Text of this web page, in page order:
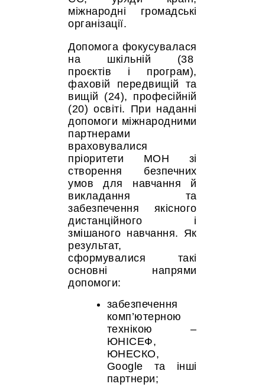
міжнародні громадські
організації.
Допомога фокусувалася
на шкільній (38
проєктів і програм),
фаховій передвищій та
вищій (24), професійній
(20) освіті. При наданні
допомоги міжнародними
партнерами
враховувалися
пріоритети МОН зі
створення безпечних
умов для навчання й
викладання та
забезпечення якісного
дистанційного і
змішаного навчання. Як
результат,
сформувалися такі
основні напрями
допомоги:
забезпечення
комп’ютерною
технікою –
ЮНІСЕФ,
ЮНЕСКО,
Google та інші
партнери;